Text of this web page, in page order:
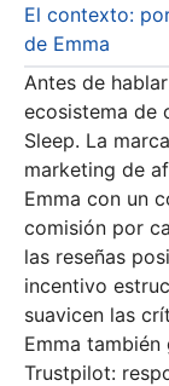
El contexto:
de Emma
Antes de
ecosistema de
Sleep. La
marketing de
Emma con un
comisión por
las reseñas
incentivo
suavicen las
Emma
Trustpilot: